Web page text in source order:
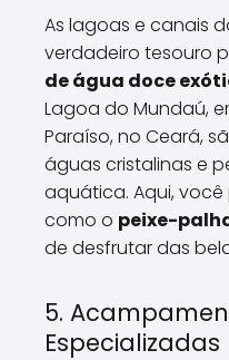
As lagoas e canais
verdadeiro tesouro
de água doce
Lagoa do Mundaú,
Paraíso, no Ceará,
águas cristalinas e
aquática. Aqui,
como o peixe-
de desfrutar das
5.
Especializadas